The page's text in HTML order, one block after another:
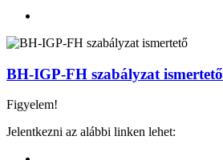
BH-IGP-FH szabályzat ismertető
Figyelem!
Jelentkezni az alábbi linken lehet: